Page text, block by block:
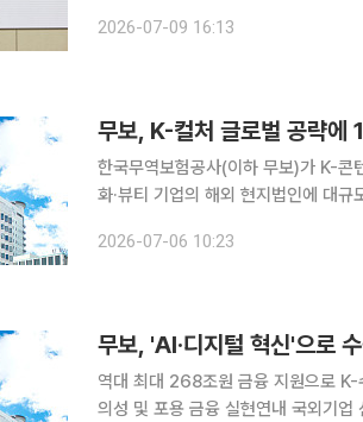
협약은 올해 3월 KB국민은행이 포스
2026-07-09 16:13
무보, K-컬처 글로벌 공략
한국무역보험공사(이하 무보)가 K-콘
화·뷰티 기업의 해외 현지법인에 대규모 운전자금을 지원
평가다. 무보는 글로벌 지식재산
2026-07-06 10:23
무보, 'AI·디지털 혁신'으로
역대 최대 268조원 금융 지원으로
의성 및 포용 금융 실현연내 국외기업